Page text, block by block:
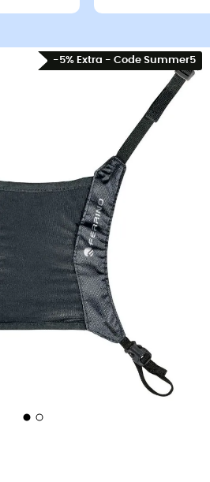
-5% Extra - Code Summer5